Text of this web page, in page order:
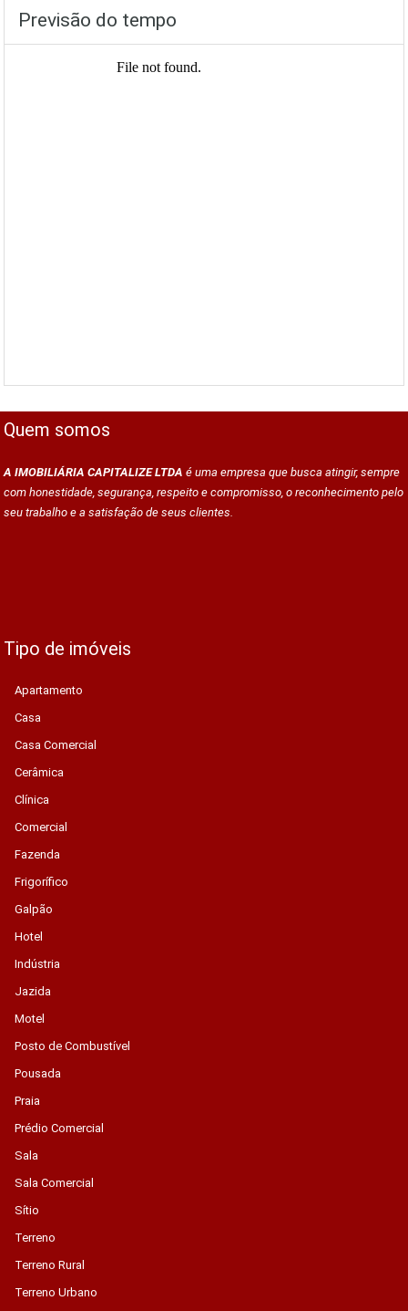
Previsão do tempo
Quem somos
A IMOBILIÁRIA CAPITALIZE LTDA é uma empresa que busca atingir, sempre
com honestidade, segurança, respeito e compromisso, o reconhecimento pelo
seu trabalho e a satisfação de seus clientes.
Tipo de imóveis
Apartamento
Casa
Casa Comercial
Cerâmica
Clínica
Comercial
Fazenda
Frigorífico
Galpão
Hotel
Indústria
Jazida
Motel
Posto de Combustível
Pousada
Praia
Prédio Comercial
Sala
Sala Comercial
Sítio
Terreno
Terreno Rural
Terreno Urbano